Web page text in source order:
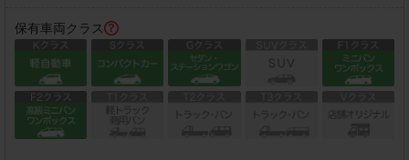
保有車両クラス